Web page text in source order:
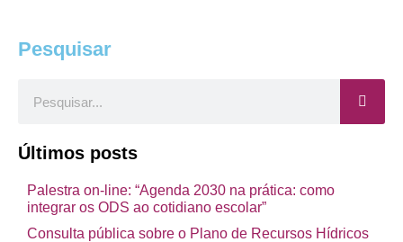
Pesquisar
Últimos posts
Palestra on-line: “Agenda 2030 na prática: como
integrar os ODS ao cotidiano escolar”
Consulta pública sobre o Plano de Recursos Hídricos